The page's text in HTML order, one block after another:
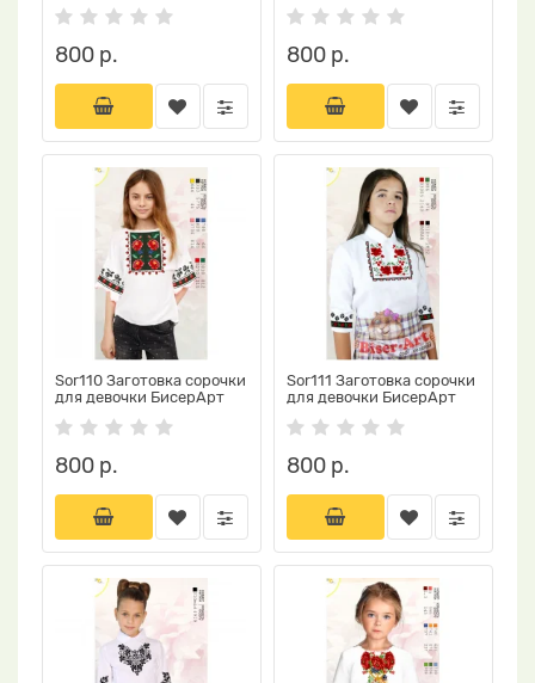
800 р. 800 р.
Sor110 Заготовка сорочки
для девочки БисерАрт
800 р.
Sor111 Заготовка сорочки
для девочки БисерАрт
800 р.